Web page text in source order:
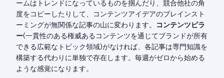
ームはトレンドになっているものを掴んだり、競合他社の角
度をコピーしたりして、コンテンツアイデアのブレインスト
ーミングが無関係な記事の山に変わります。
コンテンツピラ
ー(一貫性のある権威あるコンテンツを通じてブランドが所有
できる広範なトピック領域)がなければ、各記事は専門知識を
構築する代わりに単独で存在します。毎週がゼロから始める
ような感覚になります。